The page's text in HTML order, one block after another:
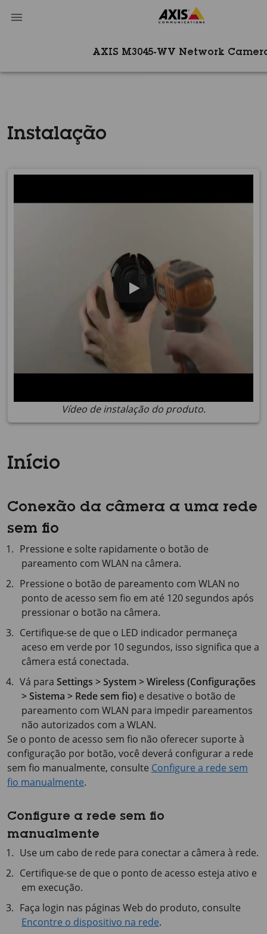
AXIS M3045-WV Network
Instalação
Vídeo de instalação do produto.
Início
Conexão da câmera a uma rede
sem fio
Pressione e solte rapidamente o botão de
pareamento com WLAN na câmera.
Pressione o botão de pareamento com WLAN no
ponto de acesso sem fio em até 120 segundos após
pressionar o botão na câmera.
Certifique-se de que o LED indicador permaneça
aceso em verde por 10 segundos, isso significa que a
câmera está conectada.
Vá paraSettings > System > Wireless (Configurações
> Sistema > Rede sem fio) e desative o botão de
pareamento com WLAN para impedir pareamentos
não autorizados com a WLAN.
Se o ponto de acesso sem fio não oferecer suporte à
configuração por botão, você deverá configurar a rede
sem fio manualmente, consulte Configure a rede sem
fio manualmente.
Configure a rede sem fio
manualmente
Use um cabo de rede para conectar a câmera à rede.
Certifique-se de que o ponto de acesso esteja ativo e
em execução.
Faça login nas páginas Web do produto, consulte
Encontre o dispositivo na rede.